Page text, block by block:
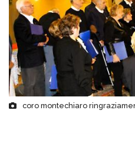
coro montechiaro